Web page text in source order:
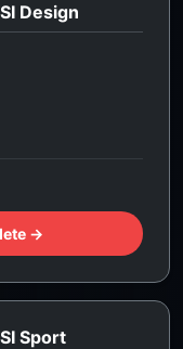
Design
→
Sport